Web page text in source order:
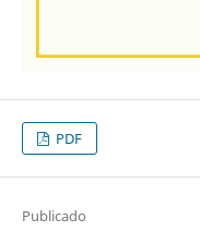
PDF
Publicado